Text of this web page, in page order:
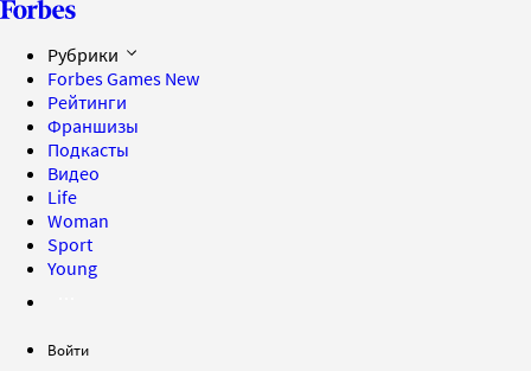
Рубрики
Forbes Games New
Рейтинги
Франшизы
Подкасты
Видео
Life
Woman
Sport
Young
Войти